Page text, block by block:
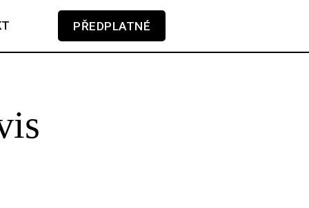
PŘEDPLATNÉ